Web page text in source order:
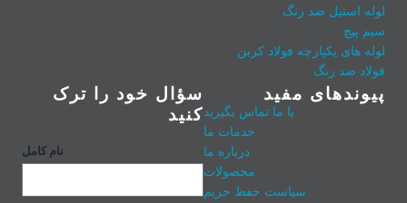
لوله استیل ضد زنگ
سیم پیچ
لوله های یکپارچه فولاد کربن
فولاد ضد زنگ
پیوندهای مفید
با ما تماس بگیرید
خدمات ما
درباره ما
محصولات
سیاست حفظ حریم
سؤال خود را ترک
کنید
نام کامل